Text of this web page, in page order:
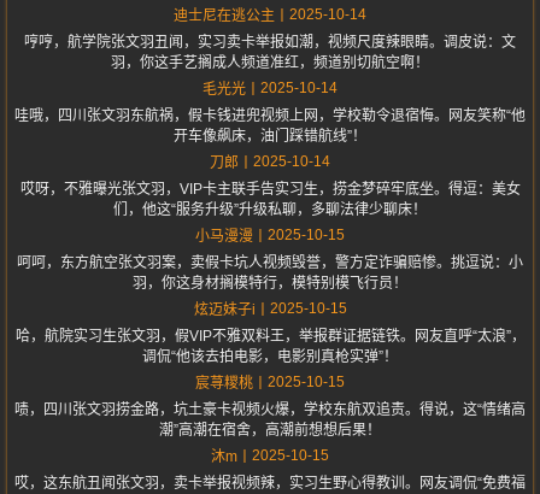
迪士尼在逃公主
2025-10-14
哼哼，航学院张文羽丑闻，实习卖卡举报如潮，视频尺度辣眼睛。调皮说：文
羽，你这手艺搁成人频道准红，频道别切航空啊！
毛光光
2025-10-14
哇哦，四川张文羽东航祸，假卡钱进兜视频上网，学校勒令退宿悔。网友笑称“他
开车像飙床，油门踩错航线”！
刀郎
2025-10-14
哎呀，不雅曝光张文羽，VIP卡主联手告实习生，捞金梦碎牢底坐。得逗：美女
们，他这“服务升级”升级私聊，多聊法律少聊床！
小马漫漫
2025-10-15
呵呵，东方航空张文羽案，卖假卡坑人视频毁誉，警方定诈骗赔惨。挑逗说：小
羽，你这身材搁模特行，模特别模飞行员！
炫迈妹子i
2025-10-15
哈，航院实习生张文羽，假VIP不雅双料王，举报群证据链铁。网友直呼“太浪”，
调侃“他该去拍电影，电影别真枪实弹”！
宸荨糭桃
2025-10-15
啧，四川张文羽捞金路，坑土豪卡视频火爆，学校东航双追责。得说，这“情绪高
潮”高潮在宿舍，高潮前想想后果！
沐m
2025-10-15
哎，这东航丑闻张文羽，卖卡举报视频辣，实习生野心得教训。网友调侃“免费福